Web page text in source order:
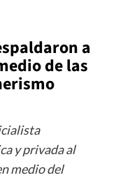
a
de las
y privada al
medio del